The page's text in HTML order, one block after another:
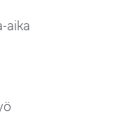
aika